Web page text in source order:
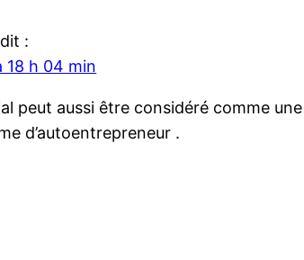
dit :
18 h 04 min
peut aussi être considéré comme
d’autoentrepreneur .